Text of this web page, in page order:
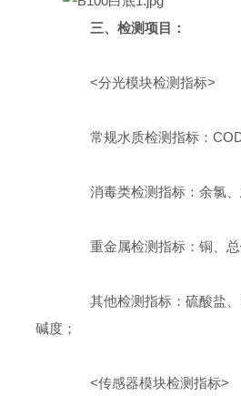
三、检测项目：
<分光模块检测指标>
常规水质检测指标：COD
消毒类检测指标：余氯、
重金属检测指标：铜、总
其他检测指标：硫酸盐、
碱度；
<传感器模块检测指标>